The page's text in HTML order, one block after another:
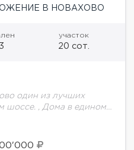
В НОВАХОВО
3
участок
20 сот.
один из лучших
шоссе. , Дома в едином
спортивно-
детские площадки,...